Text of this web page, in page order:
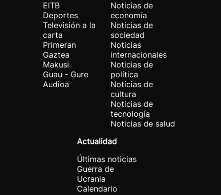
EITB
Deportes
Televisión a la
carta
Primeran
Gaztea
Makusi
Guau - Gure
Audioa
Noticias de
economía
Noticias de
sociedad
Noticias
internacionales
Noticias de
política
Noticias de
cultura
Noticias de
tecnología
Noticias de salud
Actualidad
Últimas noticias
Guerra de
Ucrania
Calendario